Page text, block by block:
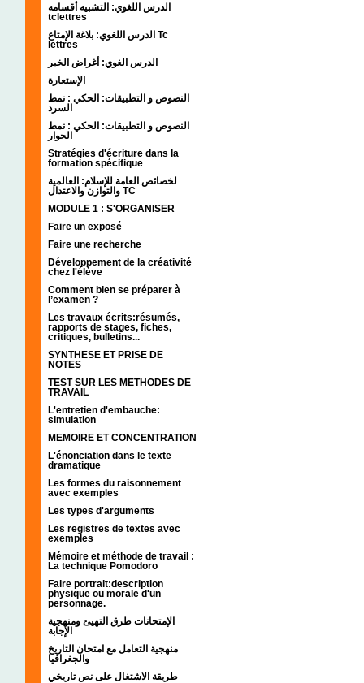
الدرس اللغوي: التشبيه أقسامه
tclettres
الدرس اللغوي: بلاغة الإمتاع Tc
lettres
الدرس الغوي: أغراض الخبر
الإستعارة
النصوص و التطبيقات: الحكي : نمط
السرد
النصوص و التطبيقات: الحكي : نمط
الحوار
Stratégies d'écriture dans la
formation spécifique
لخصائص العامة للإسلام: العالمية
والتوازن والاعتدال TC
MODULE 1 : S'ORGANISER
Faire un exposé
Faire une recherche
Développement de la créativité
chez l'élève
Comment bien se préparer à
l’examen ?
Les travaux écrits:résumés,
rapports de stages, fiches,
critiques, bulletins...
SYNTHESE ET PRISE DE
NOTES
TEST SUR LES METHODES DE
TRAVAIL
L'entretien d'embauche:
simulation
MEMOIRE ET CONCENTRATION
L'énonciation dans le texte
dramatique
Les formes du raisonnement
avec exemples
Les types d'arguments
Les registres de textes avec
exemples
Mémoire et méthode de travail :
La technique Pomodoro
Faire portrait:description
physique ou morale d'un
personnage.
الإمتحانات طرق التهيئ ومنهجية
الإجابة
منهجية التعامل مع امتحان التاريخ
والجغرافيا
طريقة الاشتغال على نص تاريخي